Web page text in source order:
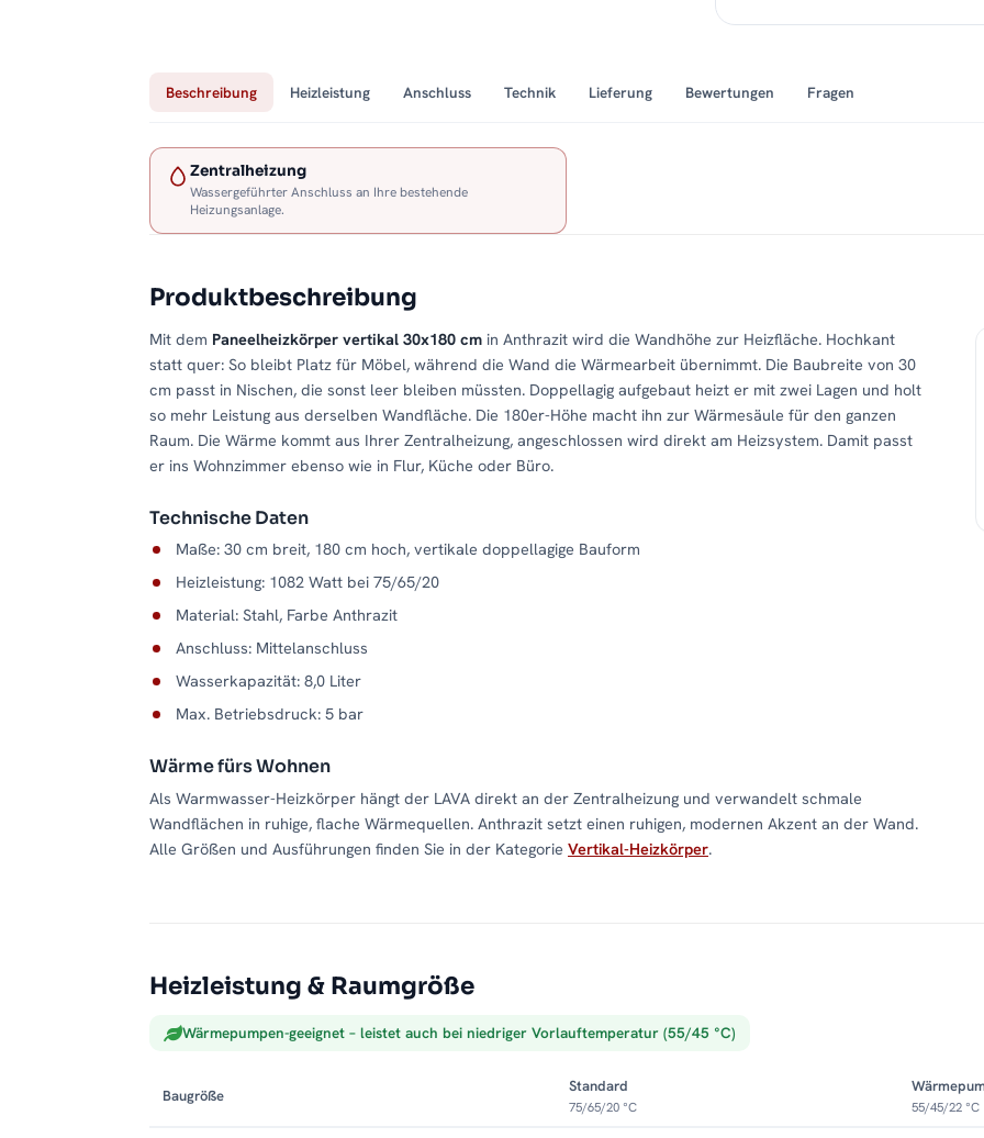
Beschreibung Heizleistung Anschluss Technik Lieferung Bewertungen Fragen
Zentralheizung
Wassergeführter Anschluss an Ihre bestehende
Heizungsanlage.
Produktbeschreibung
Mit dem Paneelheizkörper vertikal 30x180 cm in Anthrazit wird die Wandhöhe zur Heizfläche. Hochkant
statt quer: So bleibt Platz für Möbel, während die Wand die Wärmearbeit übernimmt. Die Baubreite von 30
cm passt in Nischen, die sonst leer bleiben müssten. Doppellagig aufgebaut heizt er mit zwei Lagen und holt
so mehr Leistung aus derselben Wandfläche. Die 180er-Höhe macht ihn zur Wärmesäule für den ganzen
Raum. Die Wärme kommt aus Ihrer Zentralheizung, angeschlossen wird direkt am Heizsystem. Damit passt
er ins Wohnzimmer ebenso wie in Flur, Küche oder Büro.
Technische Daten
Maße: 30 cm breit, 180 cm hoch, vertikale doppellagige Bauform
Heizleistung: 1082 Watt bei 75/65/20
Material: Stahl, Farbe Anthrazit
Anschluss: Mittelanschluss
Wasserkapazität: 8,0 Liter
Max. Betriebsdruck: 5 bar
Wärme fürs Wohnen
Als Warmwasser-Heizkörper hängt der LAVA direkt an der Zentralheizung und verwandelt schmale
Wandflächen in ruhige, flache Wärmequellen. Anthrazit setzt einen ruhigen, modernen Akzent an der Wand.
Alle Größen und Ausführungen finden Sie in der Kategorie Vertikal-Heizkörper.
Heizleistung & Raumgröße
Wärmepumpen-geeignet – leistet auch bei niedriger Vorlauftemperatur (55/45 °C)
Baugröße
Standard
75/65/20 °C 55/45/22 °C